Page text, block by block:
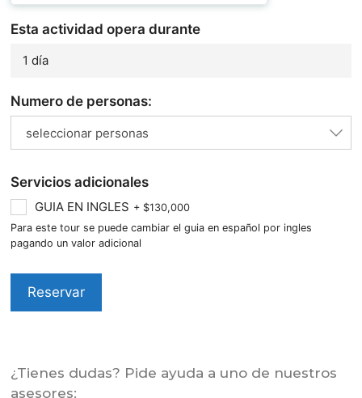
Esta actividad opera durante
1 día
Numero de personas:
seleccionar personas
Servicios adicionales
GUIA EN INGLES + $130,000
Para este tour se puede cambiar el guia en español por ingles
pagando un valor adicional
Reservar
¿Tienes dudas? Pide ayuda a uno de nuestros
asesores: